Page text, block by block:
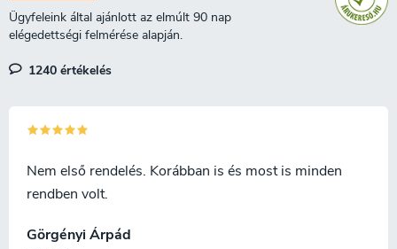
1240 értékelés
Görgényi Árpád
Nem első rendelés. Korábban is és most is minden
rendben volt.